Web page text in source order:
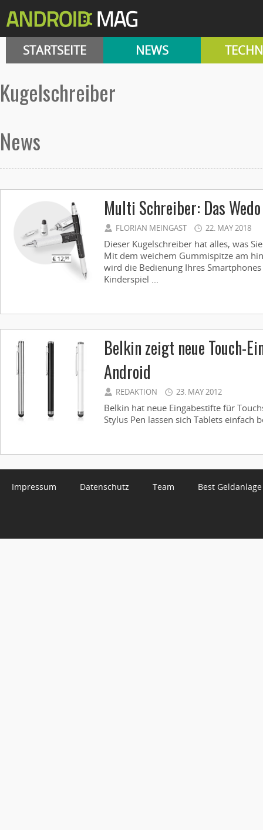
STARTSEITE NEWS
Kugelschreiber
News
Multi Schreiber: Das
FLORIAN MEINGAST 22. MAY 2018
Dieser Kugelschreiber hat alles, was
Mit dem weichem Gummispitze am
wird die Bedienung Ihres
Kinderspiel ...
Belkin zeigt neue Touch-
Android
REDAKTION 23. MAY 2012
Belkin hat neue Eingabestifte für
Stylus Pen lassen sich Tablets einfach
Impressum Datenschutz Team Best Geldanlage